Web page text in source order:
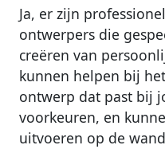
Ja, er zijn
ontwerpers die
creëren van
kunnen helpen bij
ontwerp dat past bij
voorkeuren, en
uitvoeren op de